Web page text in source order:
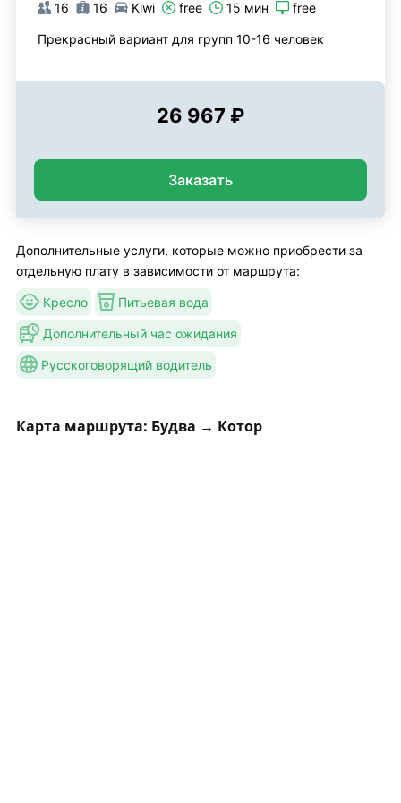
16 16 Kiwi free 15 мин free
Прекрасный вариант для групп 10-16 человек
26 967 ₽
Заказать
Дополнительные услуги, которые можно приобрести за
отдельную плату в зависимости от маршрута:
Кресло Питьевая вода
Дополнительный час ожидания
Русскоговорящий водитель
Карта маршрута: Будва → Котор